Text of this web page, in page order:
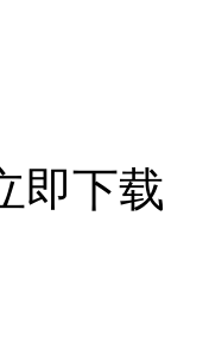
即下载